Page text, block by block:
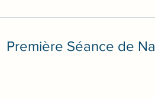
Première Séance de